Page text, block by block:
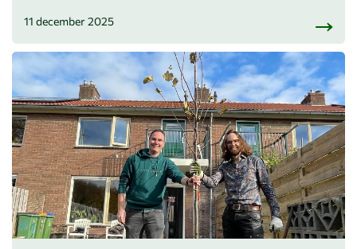
11 december 2025